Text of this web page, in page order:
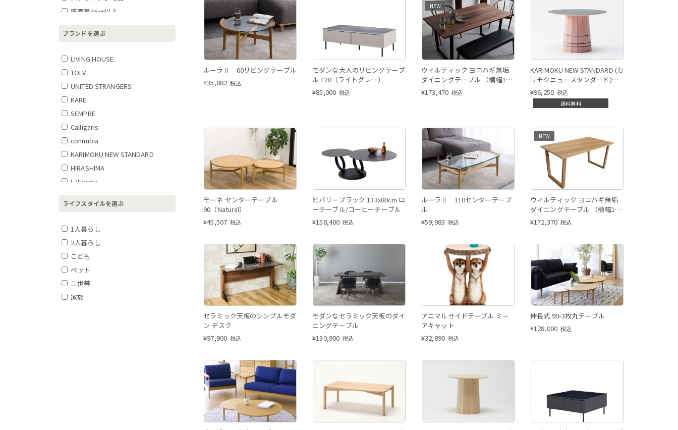
座面高45㎝以上
肘あり
ブランドを選ぶ
LIVING HOUSE.
TOLV
UNITED STRANGERS
KARE
SEMPRE
Calligaris
connubia
KARIMOKU NEW STANDARD
HIRASHIMA
LaForma
ライフスタイルを選ぶ
1人暮らし
2人暮らし
こども
ペット
二世帯
家族
ルーラⅡ 60リビングテーブル
¥35,882 税込
モダンな大人のリビングテーブ
ル 120（ライトグレー）
¥85,000 税込
NEW
ウィルティック ヨコハギ無垢
ダイニングテーブル （横幅160
x 奥行85 cm） ウォールナット
¥173,470 税込
KARIMOKU NEW STANDARD (カ
リモクニュースタンダード)
COLOUR WOODローテーブル
¥96,250 税込
送料無料
モーネ センターテーブル
90（Natural）
¥45,507 税込
ビバリーブラック 133x80cm ロ
ーテーブル/コーヒーテーブル
¥158,400 税込
ルーラⅡ 110センターテーブ
ル
¥59,983 税込
NEW
ウィルティック ヨコハギ無垢
ダイニングテーブル （横幅150
x 奥行85 cm） ホワイトオーク
¥172,370 税込
セラミック天板のシンプルモダ
ン デスク
¥97,900 税込
モダンなセラミック天板のダイ
ニングテーブル
¥130,900 税込
アニマルサイドテーブル ミー
アキャット
¥32,890 税込
伸長式 90-3枚丸テーブル
¥128,000 税込